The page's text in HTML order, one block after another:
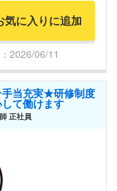
気に入りに追加
2026/06/11
当充実★研修制度
て働けます
正社員